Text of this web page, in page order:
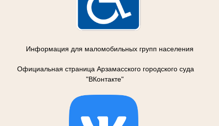
Информация для маломобильных групп населения
Официальная страница Арзамасского городского суда
"ВКонтакте"